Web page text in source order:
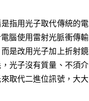
指用光子取代傳統的電
腦使用雷射光脈衝傳輸
是改用光子加上折射鏡
光子沒有質量、不須介
取代二進位訊號，大大